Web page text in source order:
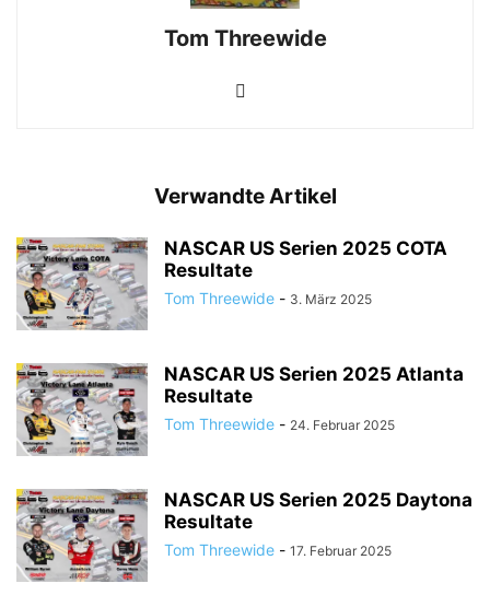
Tom Threewide
Verwandte Artikel
NASCAR US Serien 2025 COTA
Resultate
Tom Threewide - 3. März 2025
NASCAR US Serien 2025 Atlanta
Resultate
Tom Threewide - 24. Februar 2025
NASCAR US Serien 2025 Daytona
Resultate
Tom Threewide - 17. Februar 2025